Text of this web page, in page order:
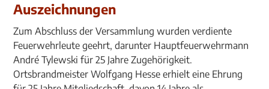
Auszeichnungen
Zum Abschluss der Versammlung wurden verdiente
Feuerwehrleute geehrt, darunter Hauptfeuerwehrmann
André Tylewski für 25 Jahre Zugehörigkeit.
Ortsbrandmeister Wolfgang Hesse erhielt eine Ehrung